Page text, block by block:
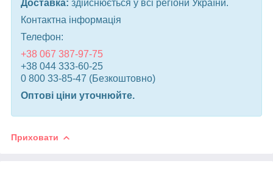
Доставка: здійснюється у всі регіони України.
Контактна інформація
Телефон:
+38 067 387-97-75
+38 044 333-60-25
0 800 33-85-47 (Безкоштовно)
Оптові ціни уточнюйте.
Приховати